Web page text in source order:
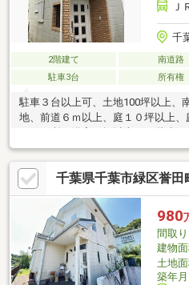
Ｊ
千
2階建て 南道路
駐車3台
所有権
駐車３台以上可、土地100坪以上、
地、前道６ｍ以上、庭１０坪以上、
吹抜け、ウォークインクローゼッ
帯住宅
千葉県千葉市緑区誉田
980
間取り
建物
土地
築年月